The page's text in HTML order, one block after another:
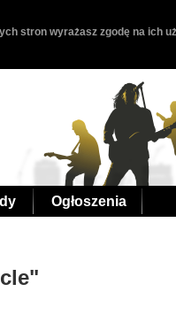
stron wyrażasz zgodę na ich
Ogłoszenia